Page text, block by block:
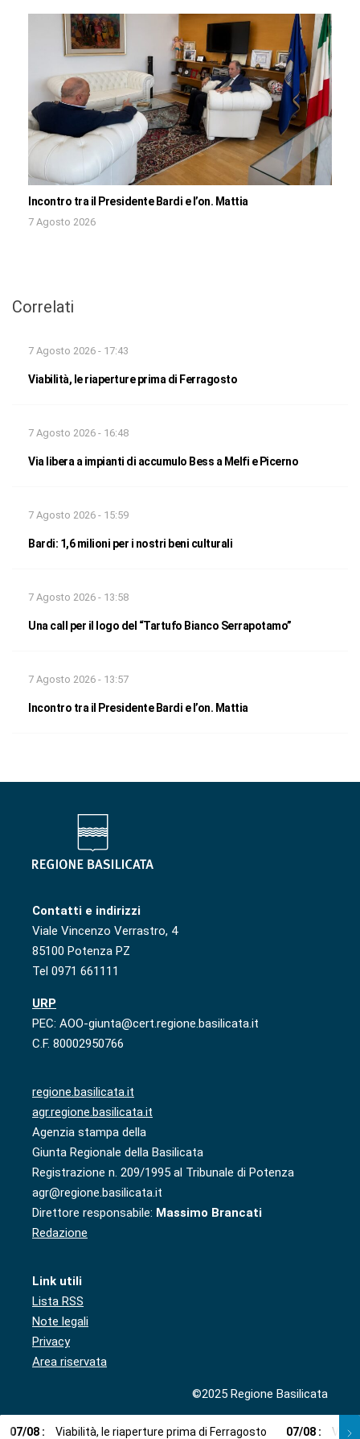
Incontro tra il Presidente Bardi e l’on. Mattia
7 Agosto 2026
Correlati
7 Agosto 2026 - 17:43
Viabilità, le riaperture prima di Ferragosto
7 Agosto 2026 - 16:48
Via libera a impianti di accumulo Bess a Melfi e Picerno
7 Agosto 2026 - 15:59
Bardi: 1,6 milioni per i nostri beni culturali
7 Agosto 2026 - 13:58
Una call per il logo del “Tartufo Bianco Serrapotamo”
7 Agosto 2026 - 13:57
Incontro tra il Presidente Bardi e l’on. Mattia
Contatti e indirizzi
Viale Vincenzo Verrastro, 4
85100 Potenza PZ
Tel 0971 661111
URP
PEC: AOO-giunta@cert.regione.basilicata.it
C.F. 80002950766
regione.basilicata.it
agr.regione.basilicata.it
Agenzia stampa della
Giunta Regionale della Basilicata
Registrazione n. 209/1995 al Tribunale di Potenza
agr@regione.basilicata.it
Direttore responsabile: Massimo Brancati
Redazione
Link utili
Lista RSS
Note legali
Privacy
Area riservata
©2025 Regione Basilicata
07/08 : Viabilità, le riaperture prima di Ferragosto 07/08 : Via